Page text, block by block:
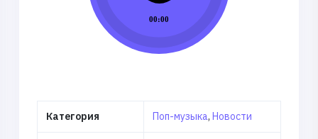
00:00
Категория Поп-музыка, Новости